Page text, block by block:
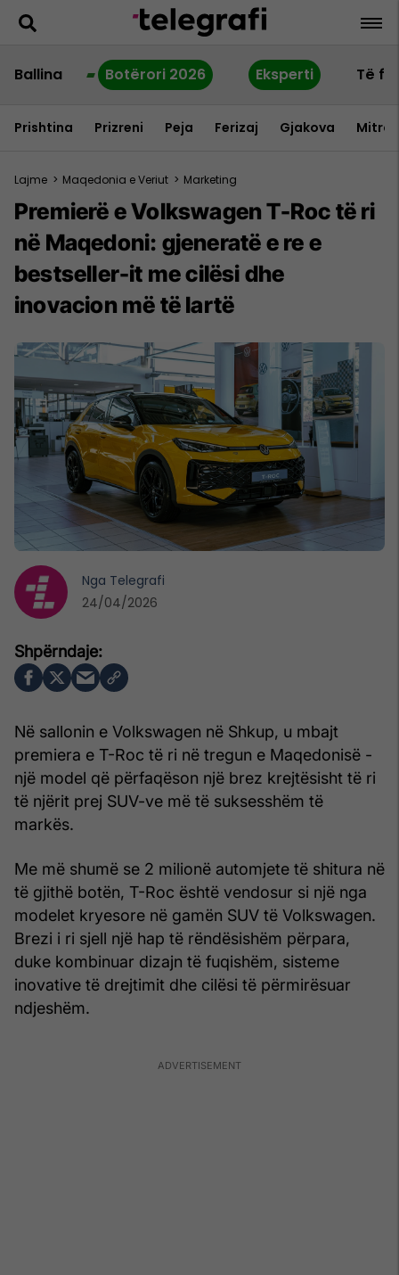
Ballina Botërori 2026 Eksperti Të
Prishtina Prizreni Peja Ferizaj Gjakova
Lajme > Maqedonia e Veriut > Marketing
Premierë e Volkswagen T-Roc të ri
në Maqedoni: gjeneratë e re e
bestseller-it me cilësi dhe
inovacion më të lartë
Në sallonin e Volkswagen në Shkup, u mbajt
premiera e T-Roc të ri në tregun e Maqedonisë -
një model që përfaqëson një brez krejtësisht të ri
të njërit prej SUV-ve më të suksesshëm të
markës.
Me më shumë se 2 milionë automjete të shitura në
të gjithë botën, T-Roc është vendosur si një nga
modelet kryesore në gamën SUV të Volkswagen.
Brezi i ri sjell një hap të rëndësishëm përpara,
duke kombinuar dizajn të fuqishëm, sisteme
inovative të drejtimit dhe cilësi të përmirësuar
ndjeshëm.
Nga Telegrafi
24/04/2026